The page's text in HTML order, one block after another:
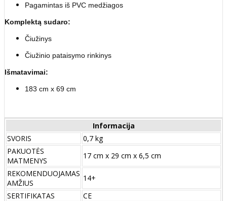
Pagamintas iš PVC medžiagos
Komplektą sudaro:
Čiužinys
Čiužinio pataisymo rinkinys
Išmatavimai:
183 cm x 69 cm
Informacija
SVORIS
0,7 kg
PAKUOTĖS
MATMENYS
17 cm x 29 cm x 6,5 cm
REKOMENDUOJAMAS
AMŽIUS
14+
SERTIFIKATAS
CE